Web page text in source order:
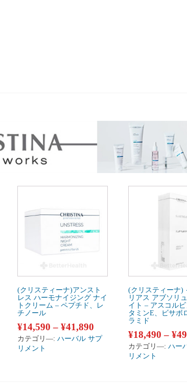
(クリスティーナ)アンスト
レス ハーモナイジング ナイ
トクリーム – ペプチド、レ
チノール
¥14,590 – ¥41,890
カテゴリ―: ハーバル サプ
リメント
(クリスティーナ)
リアス アブソリ
イト – アスコル
タミンE、ビサボ
ラミド
¥18,490 – ¥
カテゴリ―: ハー
リメント